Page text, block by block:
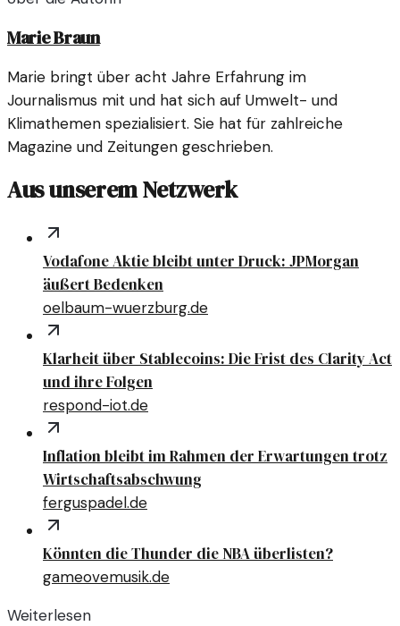
Marie Braun
Marie bringt über acht Jahre Erfahrung im
Journalismus mit und hat sich auf Umwelt- und
Klimathemen spezialisiert. Sie hat für zahlreiche
Magazine und Zeitungen geschrieben.
Aus unserem Netzwerk
Vodafone Aktie bleibt unter Druck: JPMorgan
äußert Bedenken
oelbaum-wuerzburg.de
Klarheit über Stablecoins: Die Frist des Clarity Act
und ihre Folgen
respond-iot.de
Inflation bleibt im Rahmen der Erwartungen trotz
Wirtschaftsabschwung
ferguspadel.de
Könnten die Thunder die NBA überlisten?
gameovemusik.de
Weiterlesen